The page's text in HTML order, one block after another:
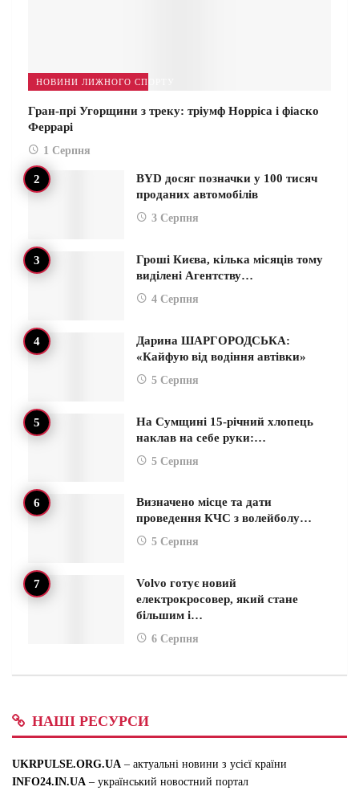
НОВИНИ ЛИЖНОГО СПОРТУ
Гран-прі Угорщини з треку: тріумф Норріса і фіаско
Феррарі
1 Серпня
BYD досяг позначки у 100 тисяч
проданих автомобілів
3 Серпня
Гроші Києва, кілька місяців тому
виділені Агентству…
4 Серпня
Дарина ШАРГОРОДСЬКА:
«Кайфую від водіння автівки»
5 Серпня
На Сумщині 15-річний хлопець
наклав на себе руки:…
5 Серпня
Визначено місце та дати
проведення КЧС з волейболу…
5 Серпня
Volvo готує новий
електрокросовер, який стане
більшим і…
6 Серпня
НАШІ РЕСУРСИ
UKRPULSE.ORG.UA – актуальні новини з усієї країни
INFO24.IN.UA – український новостний портал